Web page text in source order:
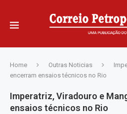
Home Outras Noticias
encerram ensaios técnicos no Rio
Imperatriz, Viradouro e
ensaios técnicos no Rio